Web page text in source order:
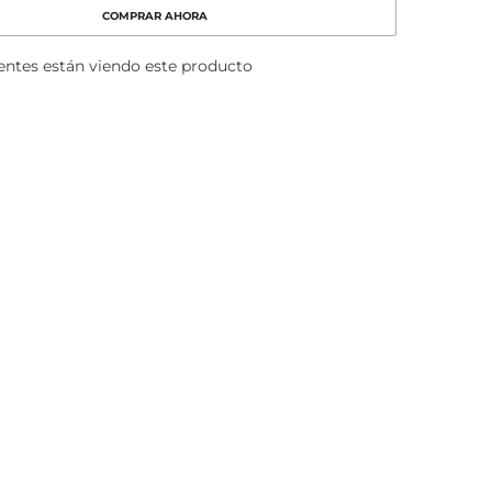
Case
de
COMPRAR AHORA
están viendo este producto